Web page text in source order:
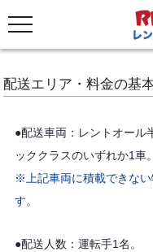
配送エリア・料金の基
●配送車両：レントオール
ッククラスのいずれか1車。
※上記車両に積載できな
す。
●配送人数：運転手1名。